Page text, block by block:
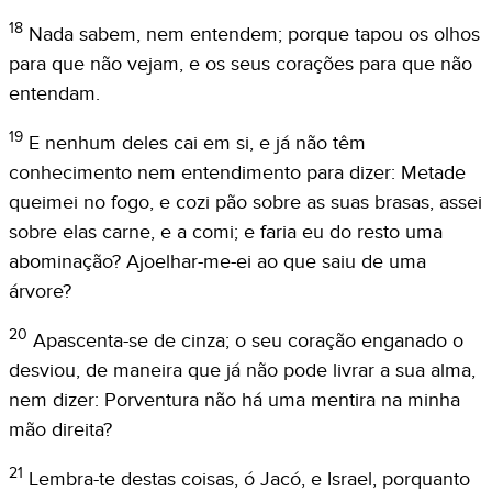
18 Nada sabem, nem entendem; porque tapou os olhos
para que não vejam, e os seus corações para que não
entendam.
19 E nenhum deles cai em si, e já não têm
conhecimento nem entendimento para dizer: Metade
queimei no fogo, e cozi pão sobre as suas brasas, assei
sobre elas carne, e a comi; e faria eu do resto uma
abominação? Ajoelhar-me-ei ao que saiu de uma
árvore?
20 Apascenta-se de cinza; o seu coração enganado o
desviou, de maneira que já não pode livrar a sua alma,
nem dizer: Porventura não há uma mentira na minha
mão direita?
21 Lembra-te destas coisas, ó Jacó, e Israel, porquanto